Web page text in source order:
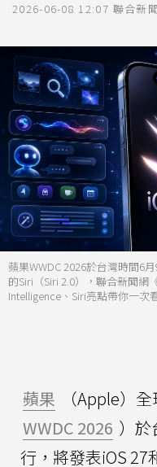
2026-06-08 12:07 聯合新
蘋果WWDC 2026於台灣時間6
的Siri（Siri 2.0），聯合新聞網
Intelligence、Siri亮點帶你一次
蘋果
（Apple）
WWDC 2026 ）於
行，將發表iOS 27